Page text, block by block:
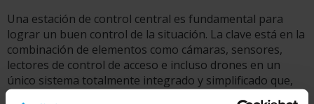
Una estación de control central es fundamental para
lograr un buen control de la situación. La clave está en la
combinación de elementos como cámaras, sensores,
lectores de control de acceso e incluso drones en un
único sistema totalmente integrado y simplificado que,
como su nombre indica, puede gestionarse desde una